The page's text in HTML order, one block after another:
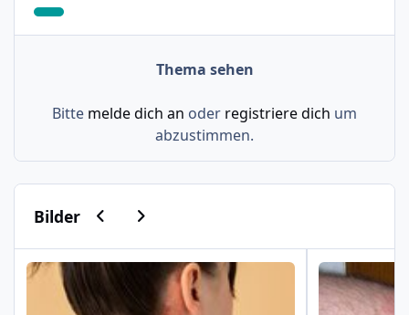
Thema sehen
Bitte melde dich an oder registriere dich um
abzustimmen.
BilderVorherige Karussell-Folie
Nächste Karussell-Folie
Psoriasis am Haaransatz und an der Hand